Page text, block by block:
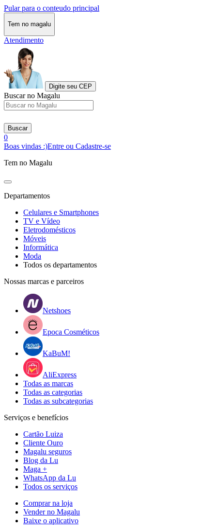
Pular para o conteudo principal
Tem no magalu
Atendimento
Digite seu CEP
Buscar no Magalu
Buscar
0
Boas vindas :)Entre ou Cadastre-se
Tem no Magalu
Departamentos
Celulares e Smartphones
TV e Vídeo
Eletrodomésticos
Móveis
Informática
Moda
Todos os departamentos
Nossas marcas e parceiros
Netshoes
Epoca Cosméticos
KaBuM!
AliExpress
Todas as marcas
Todas as categorias
Todas as subcategorias
Serviços e benefícios
Cartão Luiza
Cliente Ouro
Magalu seguros
Blog da Lu
Maga +
WhatsApp da Lu
Todos os serviços
Comprar na loja
Vender no Magalu
Baixe o aplicativo